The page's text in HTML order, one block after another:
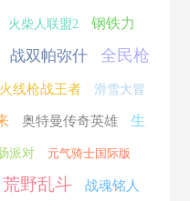
火柴人联盟2 钢铁力
战双帕弥什
全民枪
线枪战王者 滑雪大冒
奥特曼传奇英雄 生
派对 元气骑士国际版
荒野乱斗 战魂铭人